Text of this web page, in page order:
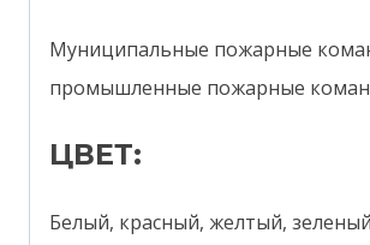
Муниципальные пожарные
промышленные пожарные
ЦВЕТ:
Белый, красный, желтый,